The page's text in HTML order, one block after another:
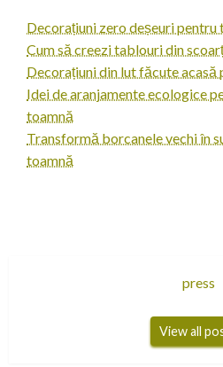
Decorațiuni zero deșeuri pentru
Cum să creezi tablouri din
Decorațiuni din lut făcute acasă
Idei de aranjamente ecologice
toamnă
Transformă borcanele vechi în
toamnă
press
View all